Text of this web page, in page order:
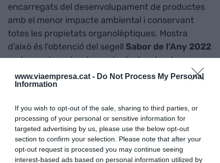
www.viaempresa.cat - Do Not Process My Personal
Information
If you wish to opt-out of the sale, sharing to third parties, or
processing of your personal or sensitive information for
targeted advertising by us, please use the below opt-out
section to confirm your selection. Please note that after your
opt-out request is processed you may continue seeing
interest-based ads based on personal information utilized by
encarregats del desenvolupament de productes
amb el menor impacte ambiental i conservant
totes les propietats organolèptiques. Mostra
d'això és l'obtenció del segell Sabor de l'Any 2022
en tres categories de producte: kombuchas,
carnsplant-basedi formatges vegans. En
concret, 11 referències de la marca han estat
segell de qualitat de referència a Europa i compta
amb un jurat compost per un panell de
consumidors, fabricants i professionals del sector
que valoren aspectes com el sabor, la textura i